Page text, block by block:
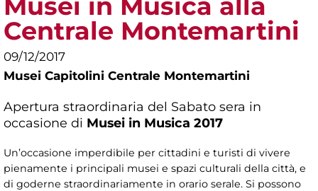
Centrale Montemartini
09/12/2017
Musei Capitolini Centrale Montemartini
Apertura straordinaria del Sabato sera in
occasione di Musei in Musica 2017
Un’occasione imperdibile per cittadini e turisti di vivere
pienamente i principali musei e spazi culturali della città, e
di goderne straordinariamente in orario serale. Si possono